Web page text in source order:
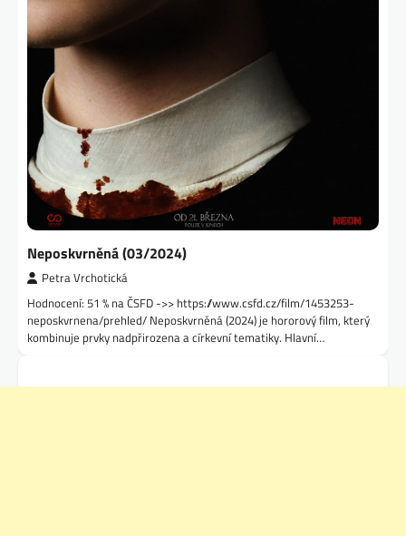
Neposkvrněná (03/2024)
Petra Vrchotická
Hodnocení: 51 % na ČSFD ->> https://www.csfd.cz/film/1453253-
neposkvrnena/prehled/ Neposkvrněná (2024) je hororový film, který
kombinuje prvky nadpřirozena a církevní tematiky. Hlavní…